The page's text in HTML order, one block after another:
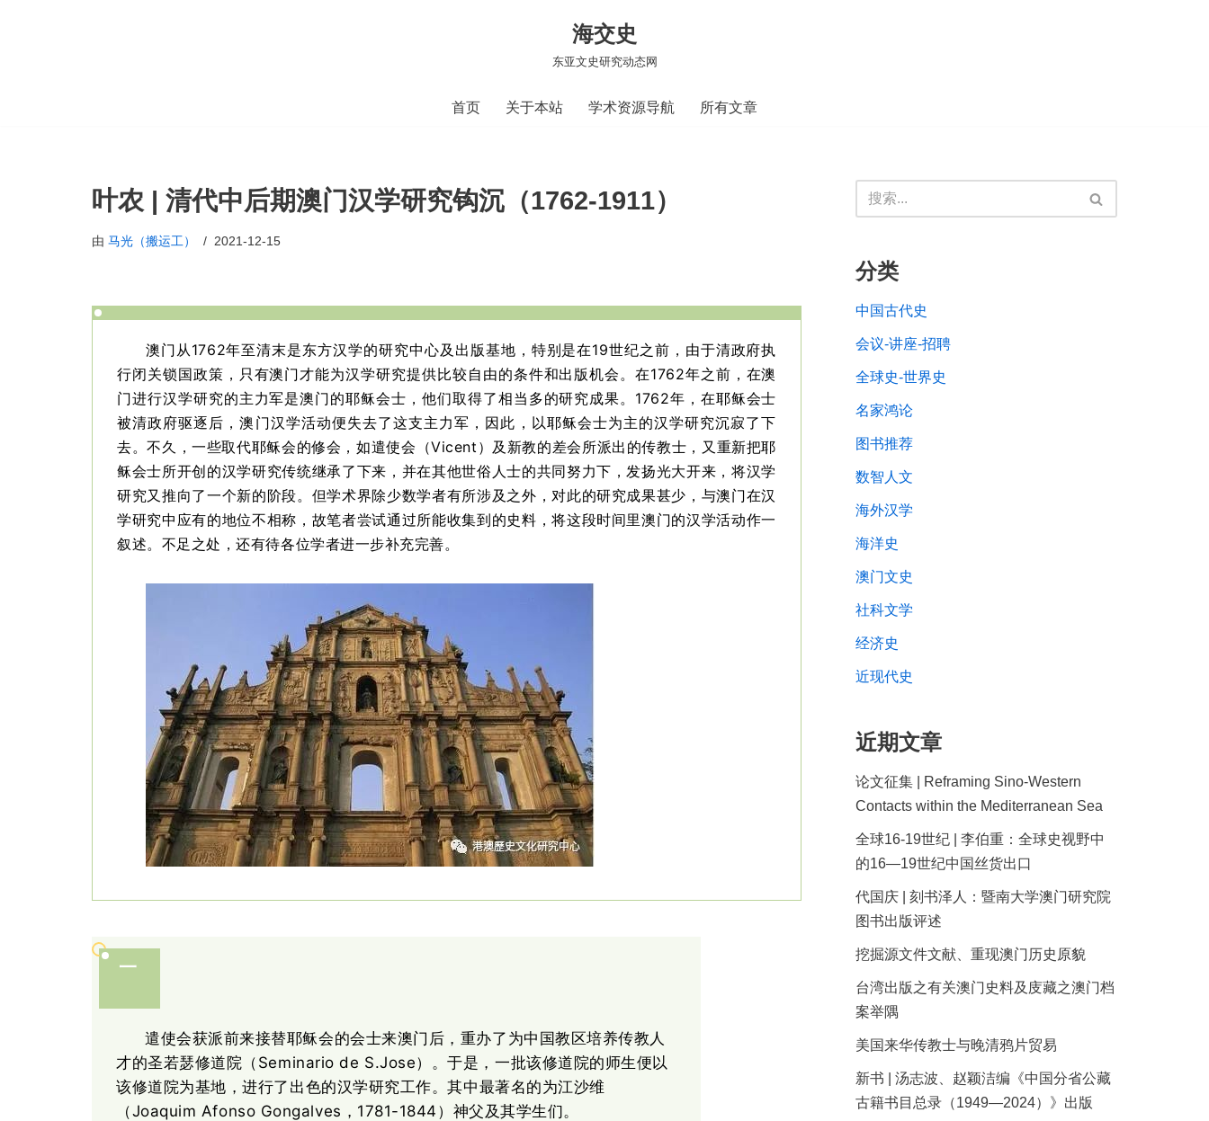
海交史
东亚文史研究动态网
首页 关于本站 学术资源导航 所有文章
叶农 | 清代中后期澳门汉学研究钩沉（1762-1911）
由 马光（搬运工） 2021-12-15
澳门从 1762年至清末是东方汉学的研究中心及出版基地，特别是在19世纪之前，由于清政府执
行闭关锁国政策，只有澳门才能为汉学研究提供比较自由的条件和出版机会。在1762年之前，在澳
门进行汉学研究的主力军是澳门的耶稣会士，他们取得了相当多的研究成果。1762年，在耶稣会士
被清政府驱逐后，澳门汉学活动便失去了这支主力军，因此，以耶稣会士为主的汉学研究沉寂了下
去。不久，一些取代耶稣会的修会，如遣使会（Vicent）及新教的差会所派出的传教士，又重新把耶
稣会士所开创的汉学研究传统继承了下来，并在其他世俗人士的共同努力下，发扬光大开来，将汉学
研究又推向了一个新的阶段。但学术界除少数学者有所涉及之外，对此的研究成果甚少，与澳门在汉
学研究中应有的地位不相称，故笔者尝试通过所能收集到的史料，将这段时间里澳门的汉学活动作一
叙述。不足之处，还有待各位学者进一步补充完善。
一
遣使会获派前来接替耶稣会的会士来澳门后，重办了为中国教区培养传教人
才的圣若瑟修道院（ Seminario de S.Jose）。于是，一批该修道院的师生便以
该修道院为基地，进行了出色的汉学研究工作。其中最著名的为江沙维
（Joaquim Afonso Gongalves，1781-1844）神父及其学生们。
分类
中国古代史
会议-讲座-招聘
全球史-世界史
名家鸿论
图书推荐
数智人文
海外汉学
海洋史
澳门文史
社科文学
经济史
近现代史
近期文章
论文征集 | Reframing Sino-Western
Contacts within the Mediterranean Sea
全球16-19世纪 | 李伯重：全球史视野中
的16—19世纪中国丝货出口
代国庆 | 刻书泽人：暨南大学澳门研究院
图书出版评述
挖掘源文件文献、重现澳门历史原貌
台湾出版之有关澳门史料及庋藏之澳门档
案举隅
美国来华传教士与晚清鸦片贸易
新书 | 汤志波、赵颖洁编《中国分省公藏
古籍书目总录（1949—2024）》出版